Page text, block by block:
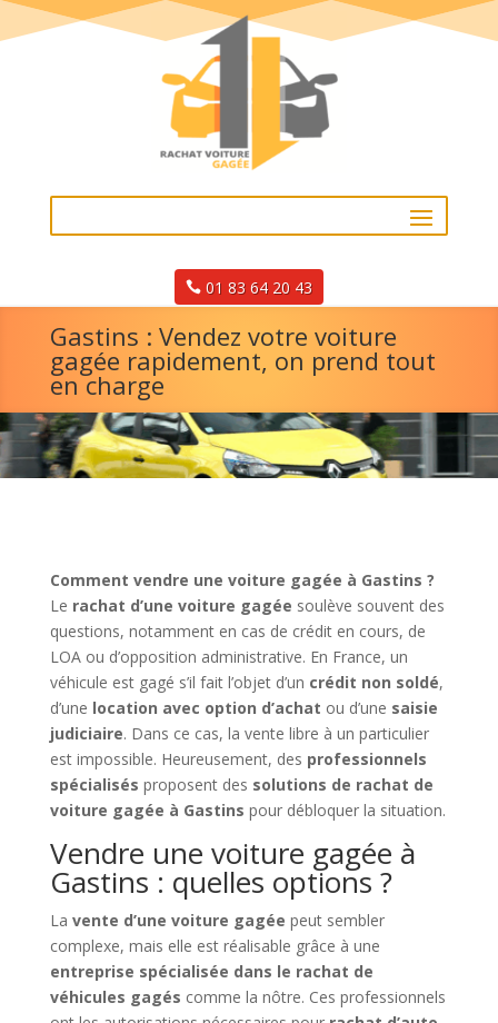
01 83 64 20 43
Gastins : Vendez votre voiture
gagée rapidement, on prend tout
en charge
Comment vendre une voiture gagée à Gastins ?
Le rachat d’une voiture gagée soulève souvent des
questions, notamment en cas de crédit en cours, de
LOA ou d’opposition administrative. En France, un
véhicule est gagé s’il fait l’objet d’un crédit non soldé,
d’une location avec option d’achat ou d’une saisie
judiciaire. Dans ce cas, la vente libre à un particulier
est impossible. Heureusement, des professionnels
spécialisés proposent des solutions de rachat de
voiture gagée à Gastins pour débloquer la situation.
Vendre une voiture gagée à
Gastins : quelles options ?
La vente d’une voiture gagée peut sembler
complexe, mais elle est réalisable grâce à une
entreprise spécialisée dans le rachat de
véhicules gagés comme la nôtre. Ces professionnels